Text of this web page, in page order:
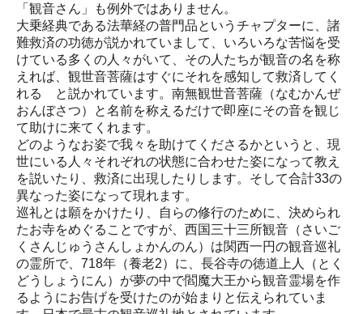
「観音さん」も例外ではありません。
大乗経典である法華経の普門品というチャプターに、諸
難救済の功徳が説かれていまして、いろいろな苦悩を受
けている多くの人々がいて、その人たちが観音の名を称
えれば、観世音菩薩はすぐにそれを感知して救済してく
れる と説かれています。南無観世音菩薩（なむかんぜ
おんぼさつ）と名前を称えるだけで即座にその音を観じ
て助けに来てくれます。
どのようなお姿で我々を助けてくださるかというと、現
世にいる人々それぞれの状態に合わせた姿になって教え
を説いたり、救済に出現したりします。そして合計33の
異なった姿になって現れます。
巡礼とは願をかけたり、自らの修行のために、決められ
たお寺をめぐることですが、西国三十三所観音（さいご
くさんじゅうさんしょかんのん）は関西一円の観音巡礼
の霊所で、718年（養老2）に、長谷寺の徳道上人（とく
どうしょうにん）が夢の中で閻魔大王から観音霊場を作
るようにお告げを受けたのが始まりと伝えられていま